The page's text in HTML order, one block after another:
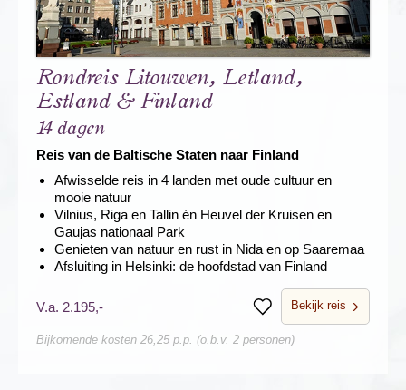
Rondreis Litouwen, Letland,
Estland & Finland
14 dagen
Reis van de Baltische Staten naar Finland
Afwisselde reis in 4 landen met oude cultuur en
mooie natuur
Vilnius, Riga en Tallin én Heuvel der Kruisen en
Gaujas nationaal Park
Genieten van natuur en rust in Nida en op Saaremaa
Afsluiting in Helsinki: de hoofdstad van Finland
V.a. 2.195,- BewarenBekijk reis
Bijkomende kosten 26,25 p.p. (o.b.v. 2 personen)